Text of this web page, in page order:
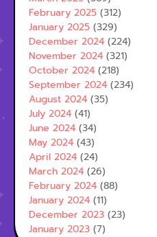
February 2025 (312)
January 2025 (329)
December 2024 (224)
November 2024 (321)
October 2024 (218)
September 2024 (234)
August 2024 (35)
July 2024 (41)
June 2024 (34)
May 2024 (43)
April 2024 (24)
March 2024 (26)
February 2024 (88)
January 2024 (11)
December 2023 (23)
January 2023 (7)